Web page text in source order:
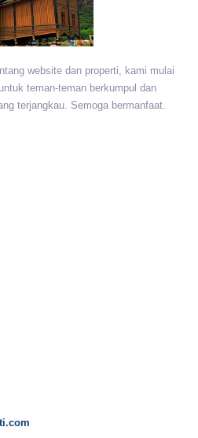
website dan properti, kami mulai
teman-teman berkumpul dan
terjangkau. Semoga bermanfaat.